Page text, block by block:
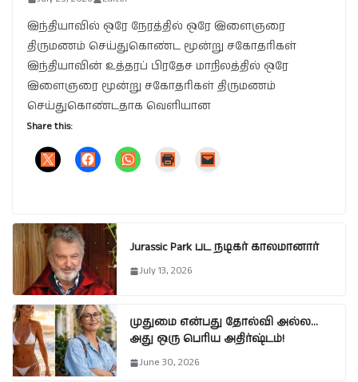
இந்தியாவில் ஒரே நேரத்தில் ஒரே இளைஞரை
திருமணம் செய்துகொண்ட மூன்று சகோதரிகள்
இந்தியாவின் உத்தரப் பிரதேச மாநிலத்தில் ஒரே
இளைஞரை மூன்று சகோதரிகள் திருமணம்
செய்துகொண்டதாக வெளியான
Share this:
Jurassic Park பட நடிகர் காலமானார்
July 13, 2026
முதுமை என்பது தோல்வி அல்ல…
அது ஒரு பெரிய அதிர்ஷ்டம்!
June 30, 2026